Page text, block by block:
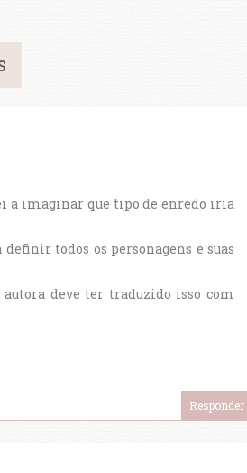
a imaginar que tipo de enredo iria
todos os personagens e suas
deve ter traduzido isso com
Responder